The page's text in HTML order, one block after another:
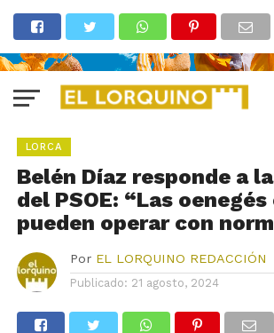
LORCA
Belén Díaz responde a
del PSOE: “Las
pueden operar con
Por EL LORQUINO REDACCIÓN
Publicado: 21 agosto, 2024